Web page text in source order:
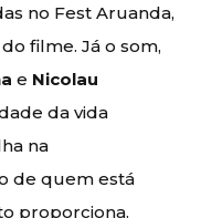
no Fest Aruanda,
filme. Já o som,
e Nicolau
da vida
na
de quem está
proporciona.